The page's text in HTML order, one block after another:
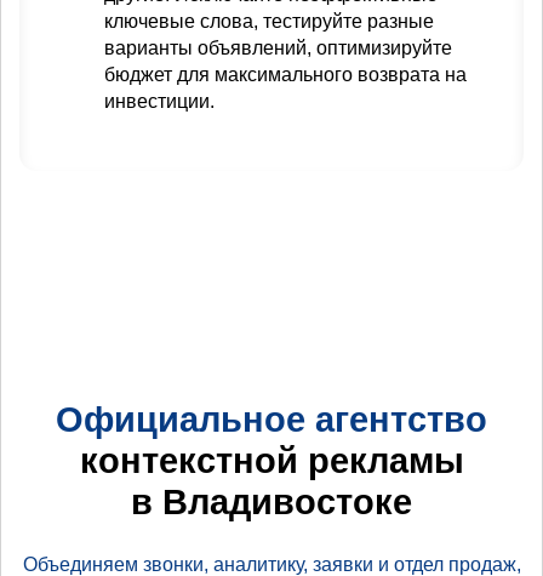
ключевые слова, тестируйте разные
варианты объявлений, оптимизируйте
бюджет для максимального возврата на
инвестиции.
Официальное агентство
контекстной рекламы
в Владивостоке
Объединяем звонки, аналитику, заявки и отдел продаж,